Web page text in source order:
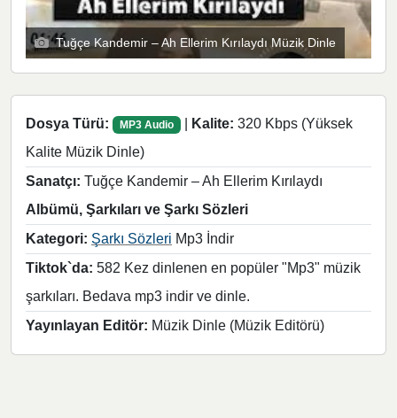
Tuğçe Kandemir – Ah Ellerim Kırılaydı Müzik Dinle
Dosya Türü: MP3 Audio | Kalite: 320 Kbps (Yüksek
Kalite Müzik Dinle)
Sanatçı: Tuğçe Kandemir – Ah Ellerim Kırılaydı
Albümü, Şarkıları ve Şarkı Sözleri
Kategori: Şarkı Sözleri Mp3 İndir
Tiktok`da: 582 Kez dinlenen en popüler "Mp3" müzik
şarkıları. Bedava mp3 indir ve dinle.
Yayınlayan Editör: Müzik Dinle (Müzik Editörü)